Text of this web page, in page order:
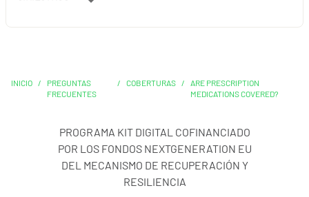
INICIO /
PREGUNTAS
FRECUENTES
/ COBERTURAS /
ARE PRESCRIPTION
MEDICATIONS COVERED?
PROGRAMA KIT DIGITAL COFINANCIADO
POR LOS FONDOS NEXTGENERATION EU
DEL MECANISMO DE RECUPERACIÓN Y
RESILIENCIA